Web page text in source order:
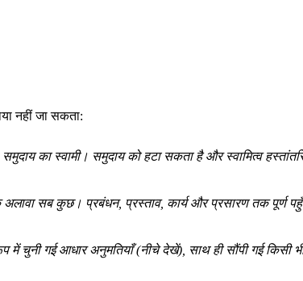
नहीं जा सकता:
का स्वामी। समुदाय को हटा सकता है और स्वामित्व
सब कुछ। प्रबंधन, प्रस्ताव, कार्य और प्रसारण तक पूर्ण
में चुनी गई आधार अनुमतियाँ (नीचे देखें), साथ ही सौंपी गई किसी